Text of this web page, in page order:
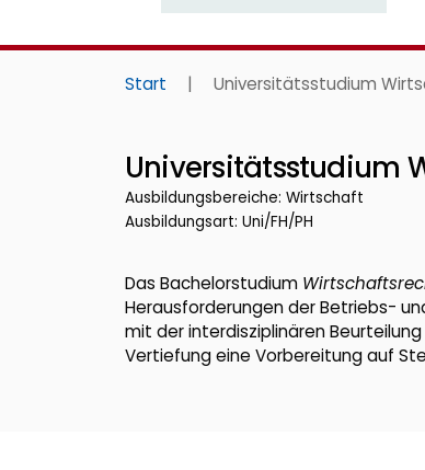
Start | Universitätsstudium
Universitätsstudium
Ausbildungsbereiche: Wirtschaft
Ausbildungsart: Uni/FH/PH
Das Bachelorstudium
Herausforderungen der Betriebs-
mit der interdisziplinären
Vertiefung eine Vorbereitung auf